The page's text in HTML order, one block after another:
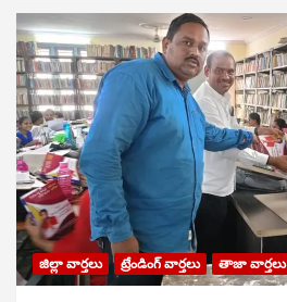
జిల్లా వార్తలు ట్రేండింగ్ వార్తలు తాజా వార్తలు